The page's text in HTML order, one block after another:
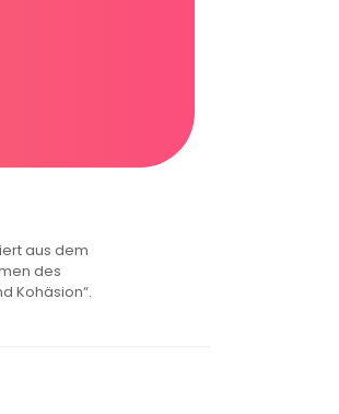
aus dem
des
Kohäsion“.